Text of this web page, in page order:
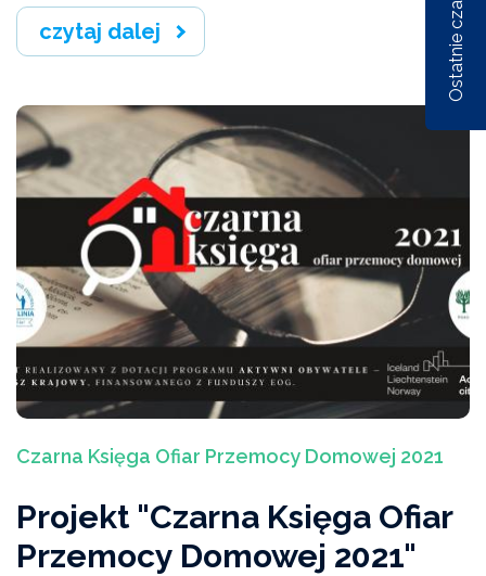
czytaj dalej
Czarna Księga Ofiar Przemocy Domowej 2021
Projekt "Czarna Księga Ofiar
Przemocy Domowej 2021"
Nr 1/162/2026 Nr 6/161/2025 Nr 5/